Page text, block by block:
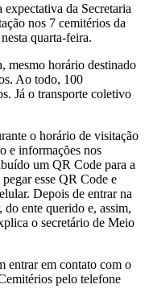
expectativa da Secretaria
nos 7 cemitérios da
quarta-feira.
mesmo horário destinado
Ao todo, 100
Já o transporte coletivo
o horário de visitação
e informações nos
um QR Code para a
esse QR Code e
Depois de entrar na
ente querido e, assim,
o secretário de Meio
entrar em contato com o
pelo telefone